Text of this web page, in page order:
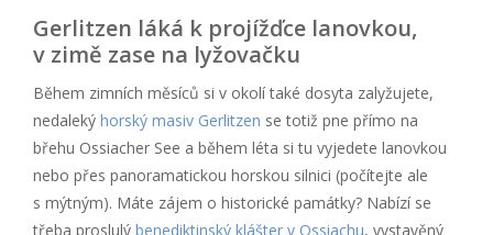
Gerlitzen láká k projížďce lanovkou,
v zimě zase na lyžovačku
Během zimních měsíců si v okolí také dosyta zalyžujete,
nedaleký horský masiv Gerlitzen se totiž pne přímo na
břehu Ossiacher See a během léta si tu vyjedete lanovkou
nebo přes panoramatickou horskou silnici (počítejte ale
s mýtným). Máte zájem o historické památky? Nabízí se
třeba proslulý benediktinský klášter v Ossiachu, vystavěný